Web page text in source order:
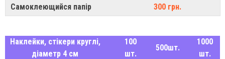
Самоклеющийся папір 300 грн.
Наклейки, стікери круглі,
діаметр 4 см
100
шт.
500шт.
1000
шт.